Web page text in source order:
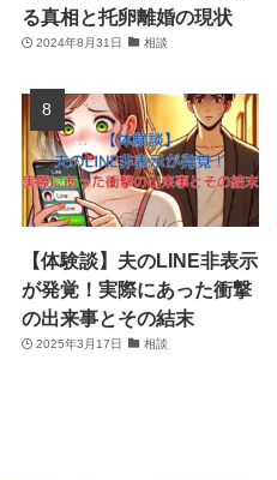
る真相と托卵離婚の現状
2024年8月31日 相談
【体験談】夫のLINE非表示
が発覚！実際にあった衝撃
の出来事とその結末
2025年3月17日 相談